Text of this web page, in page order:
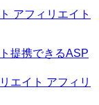
アフィリエイト
提携できるASP
アフィリ